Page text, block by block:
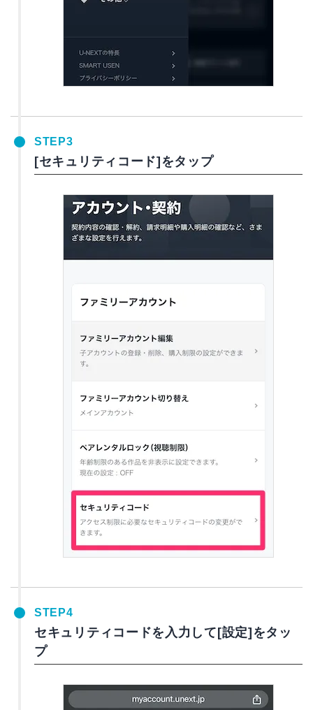
STEP3
[セキュリティコード]をタップ
STEP4
セキュリティコードを入力して[設定]をタッ
プ